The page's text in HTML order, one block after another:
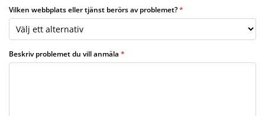
Vilken webbplats eller tjänst berörs av problemet?
Beskriv problemet du vill anmäla